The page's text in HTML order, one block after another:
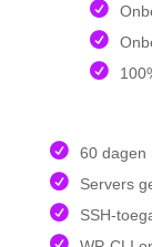
60 dagen
Servers
SSH-